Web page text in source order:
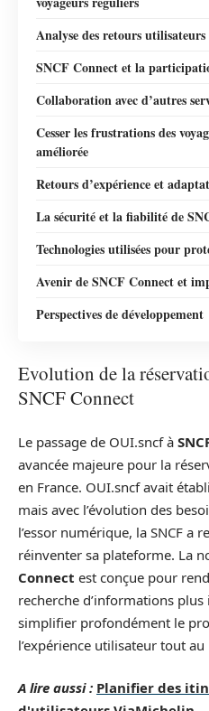
Analyse des retours utilisateurs
SNCF Connect et la
Collaboration avec d’autres
Cesser les frustrations des
améliorée
Retours d’expérience et
La sécurité et la fiabilité de
Technologies utilisées pour
Avenir de SNCF Connect et
Perspectives de développement
Evolution de la
SNCF Connect
Le passage de OUI.sncf à
avancée majeure pour la
en France. OUI.sncf avait
mais avec l’évolution des
l’essor numérique, la SNCF a
réinventer sa plateforme. La
Connect est conçue pour
recherche d’informations plus
simplifier profondément le
l’expérience utilisateur tout
A lire aussi : Planifier des